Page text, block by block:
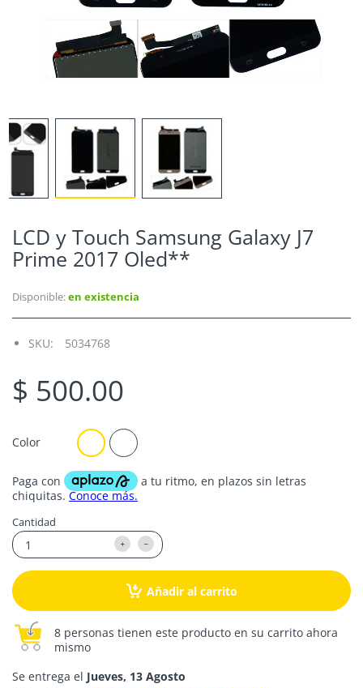
LCD y Touch Samsung Galaxy J7
Prime 2017 Oled**
Disponible:en existencia
SKU: 5034768
$ 500.00
Color
Cantidad
Añadir al carrito
8 personas tienen este producto en su carrito ahora
mismo
Se entrega el Jueves, 13 Agosto